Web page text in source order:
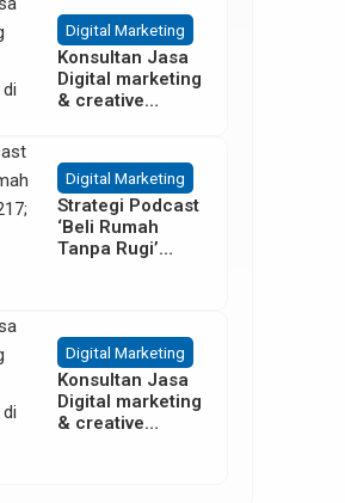
Tangerang
Digital Marketing
Konsultan Jasa
Digital marketing
& creative
Digital Marketing
Strategi Podcast
‘Beli Rumah
Tanpa Rugi’
Digital Marketing
Konsultan Jasa
Digital marketing
& creative